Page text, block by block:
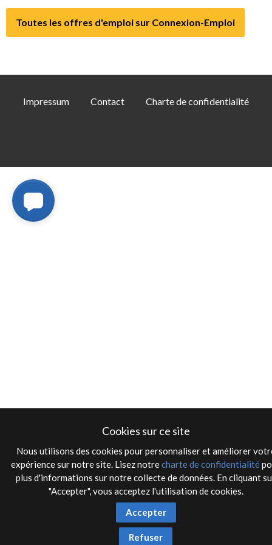
Toutes les offres d'emploi sur Connexion-Emploi
Cookies sur ce site
Nous utilisons des cookies pour personnaliser et améliorer
expérience sur notre site. Lisez notrecharte de confidentialité
plus d'informations sur notre collecte de données. En cliquant
"Accepter", vous acceptez l'utilisation de cookies.
Accepter
Refuser
Impressum Contact Charte de confidentialité